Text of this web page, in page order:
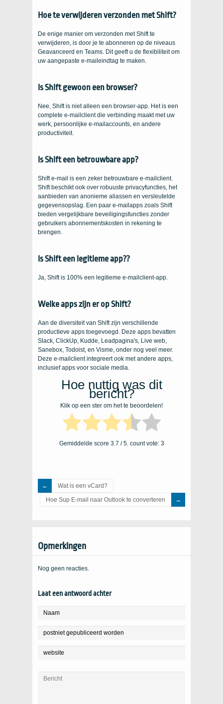
Hoe te verwijderen verzonden met Shift?
De enige manier om verzonden met Shift te
verwijderen, is door je te abonneren op de niveaus
Geavanceerd en Teams. Dit geeft u de flexibiliteit om
uw aangepaste e-maileindtag te maken.
Is Shift gewoon een browser?
Nee, Shift is niet alleen een browser-app. Het is een
complete e-mailclient die verbinding maakt met uw
werk, persoonlijke e-mailaccounts, en andere
productiviteit.
Is Shift een betrouwbare app?
Shift e-mail is een zeker betrouwbare e-mailclient.
Shift beschikt ook over robuuste privacyfuncties, het
aanbieden van anonieme aliassen en versleutelde
gegevensopslag. Een paar e-mailapps zoals Shift
bieden vergelijkbare beveiligingsfuncties zonder
gebruikers abonnementskosten in rekening te
brengen.
Is Shift een legitieme app??
Ja, Shift is 100% een legitieme e-mailclient-app.
Welke apps zijn er op Shift?
Aan de diversiteit van Shift zijn verschillende
productieve apps toegevoegd. Deze apps bevatten
Slack, ClickUp, Kudde, Leadpagina's, Live web,
Sanebox, Todoist, en Visme, onder nog veel meer.
Deze e-mailclient integreert ook met andere apps,
inclusief apps voor sociale media.
Hoe nuttig was dit
bericht?
Klik op een ster om het te beoordelen!
Gemiddelde score 3.7 / 5. count vote: 3
Wat is een vCard?
Hoe Sup E-mail naar Outlook te converteren
Opmerkingen
Nog geen reacties.
Laat een antwoord achter